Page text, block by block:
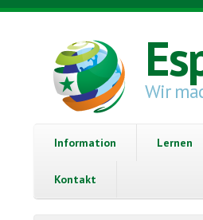
Direkt zum Inhalt
Wir
Information Lernen
Kontakt